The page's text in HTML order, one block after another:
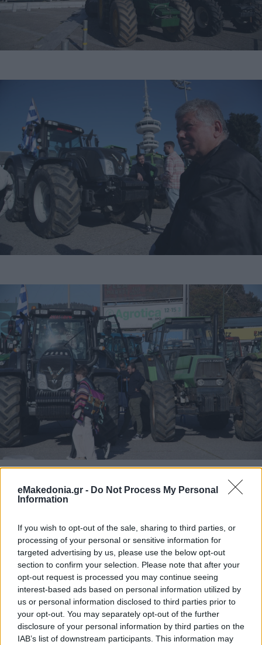
eMakedonia.gr - Do Not Process My Personal
Information
If you wish to opt-out of the sale, sharing to third parties, or
processing of your personal or sensitive information for
targeted advertising by us, please use the below opt-out
section to confirm your selection. Please note that after your
opt-out request is processed you may continue seeing
interest-based ads based on personal information utilized by
us or personal information disclosed to third parties prior to
your opt-out. You may separately opt-out of the further
disclosure of your personal information by third parties on the
IAB’s list of downstream participants. This information may
«Έρημα» χωράφια και οικονομικό αδιέξοδο
μελανά χρώματα την κατάσταση στην ύπαιθρο, τονίζοντας
ότι το κόστος παραγωγής έχει καταστεί μη βιώσιμο.
Κώστας Σέφης Πρόεδρος Αγροτικού Συλλόγου Κυμίνων-
Μαλγάρων,κατήγγειλε ότι πολλοί παραγωγοί
εγκαταλείπουν οριστικά τη γη τους. «Στην περιοχή μου
έχουν φύγει πάνω από 20 άνθρωποι. Η κυβέρνηση κάνει
"γιορτές" σε έναν κόσμο που πεθαίνει», δήλωσε
χαρακτηριστικά.ΟΚώστας Ανεστίδης μέλος της
Πανελλαδικής Επιτροπής Μπλόκων, σημείωσε ότι η
αναβολή της Agrotica κατά ενάμιση μήνα οφειλόταν στην
έλλειψη αγοραστικού ενδιαφέροντος από τους αγρότες.